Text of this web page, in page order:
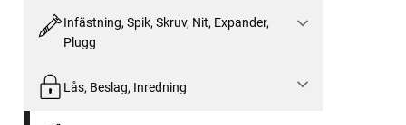
Infästning, Spik, Skruv, Nit, Expander,
Plugg
Lås, Beslag, Inredning